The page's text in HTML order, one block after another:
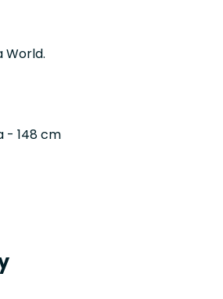
World.
- 148 cm